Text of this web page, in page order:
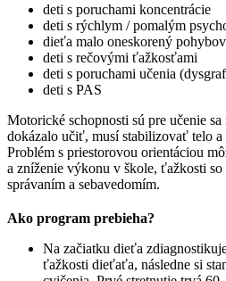
deti s poruchami koncentrácie
deti s rýchlym / pomalým
dieťa malo oneskorený
deti s rečovými ťažkosťami
deti s poruchami učenia
deti s PAS
Motorické schopnosti sú pre učenie
dokázalo učiť, musí stabilizovať telo
Problém s priestorovou orientáciou
a zníženie výkonu v škole, ťažkosti
správaním a sebavedomím.
Ako program prebieha?
Na začiatku dieťa
ťažkosti dieťaťa, následne si